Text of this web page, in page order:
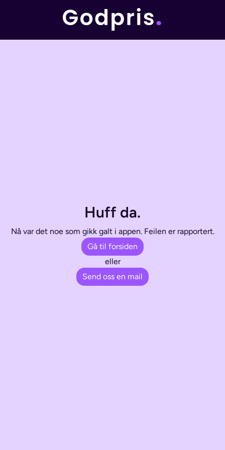
Huff da.
Nå var det noe som gikk galt i appen. Feilen er rapportert.
Gå til forsiden
eller
Send oss en mail